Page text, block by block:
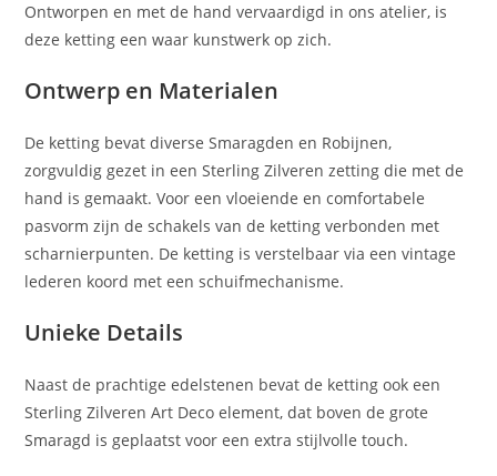
Ontworpen en met de hand vervaardigd in ons atelier, is
deze ketting een waar kunstwerk op zich.
Ontwerp en Materialen
De ketting bevat diverse Smaragden en Robijnen,
zorgvuldig gezet in een Sterling Zilveren zetting die met de
hand is gemaakt. Voor een vloeiende en comfortabele
pasvorm zijn de schakels van de ketting verbonden met
scharnierpunten. De ketting is verstelbaar via een vintage
lederen koord met een schuifmechanisme.
Unieke Details
Naast de prachtige edelstenen bevat de ketting ook een
Sterling Zilveren Art Deco element, dat boven de grote
Smaragd is geplaatst voor een extra stijlvolle touch.